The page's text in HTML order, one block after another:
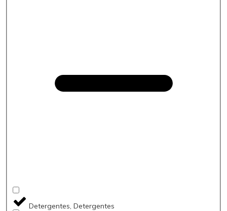
Detergentes, Detergentes